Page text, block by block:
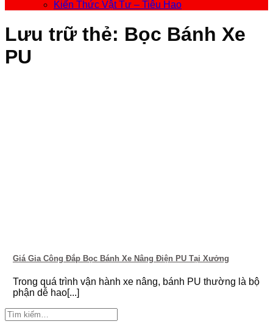
Kiến Thức Vật Tư – Tiêu Hao
Lưu trữ thẻ: Bọc Bánh Xe
PU
Giá Gia Công Đắp Bọc Bánh Xe Nâng Điện PU Tại Xưởng
Trong quá trình vận hành xe nâng, bánh PU thường là bộ
phận dễ hao[...]